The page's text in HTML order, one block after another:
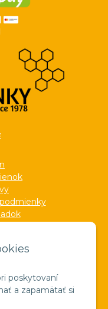
poskytovaní
a zapamätať si